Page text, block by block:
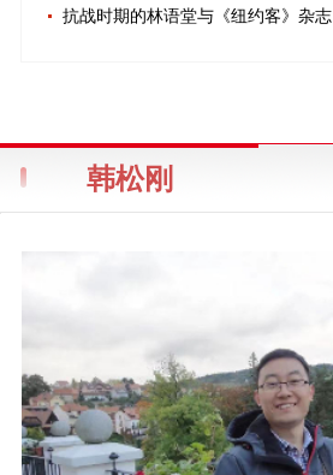
抗战时期的林语堂与《纽约客》杂志
韩松刚